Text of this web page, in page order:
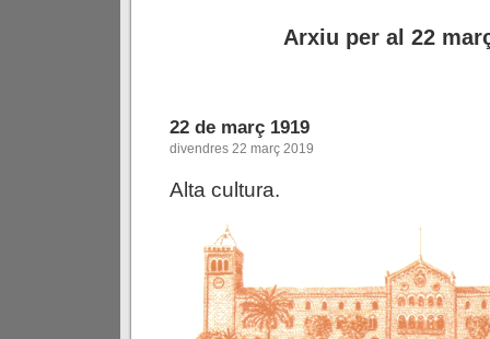
Arxiu per al 22
22 de març 1919
divendres 22 març 2019
Alta cultura.